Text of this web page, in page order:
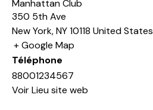
Manhattan Club
350 5th Ave
New York,NY10118 United States
+ Google Map
Téléphone
88001234567
Voir Lieu site web